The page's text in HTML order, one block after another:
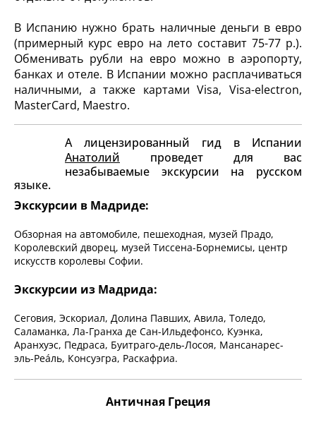
В Испанию нужно брать наличные деньги в евро
(примерный курс евро на лето составит 75-77 р.).
Обменивать рубли на евро можно в аэропорту,
банках и отеле. В Испании можно расплачиваться
наличными, а также картами Visa, Visa-electron,
MasterCard, Maestro.
А лицензированный гид в Испании
Анатолий проведет для вас
незабываемые экскурсии на русском
языке.
Экскурсии в Мадриде:
Обзорная на автомобиле, пешеходная, музей Прадо,
Королевский дворец, музей Тиссена-Борнемисы, центр
искусств королевы Софии.
Экскурсии из Мадрида:
Сеговия, Эскориал, Долина Павших, Авила, Толедо,
Саламанка, Ла-Гранха де Сан-Ильдефонсо, Куэнка,
Аранхуэс, Педраса, Буитраго-дель-Лосоя, Мансанарес-
эль-Реáль, Консуэгра, Раскафриа.
Античная Греция